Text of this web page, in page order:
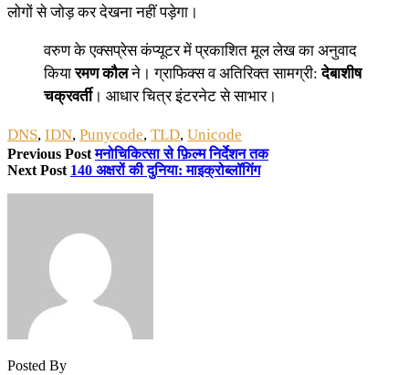
लोगों से जोड़ कर देखना नहीं पड़ेगा।
वरुण के एक्सप्रेस कंप्यूटर में प्रकाशित मूल लेख का अनुवाद
कियारमण कौलने। ग्राफिक्स व अतिरिक्त सामग्री:देबाशीष
चक्रवर्ती। आधार चित्र इंटरनेट से साभार।
DNS, IDN, Punycode, TLD, Unicode
Previous Post मनोचिकित्सा से फ़िल्म निर्देशन तक
Next Post 140 अक्षरों की दुनिया: माइक्रोब्लॉगिंग
Posted By